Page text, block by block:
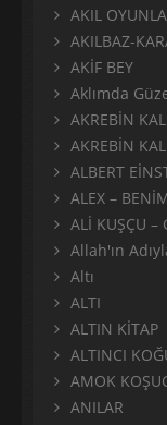
AKIL
AKILBAZ-
AKİF BEY
Aklımda
AKREBİN
AKREBİN
ALBERT
ALEX –
ALİ KUŞÇU –
Allah'ın
Altı
ALTI
ALTIN KİTAP
ALTINCI
AMOK
ANILAR